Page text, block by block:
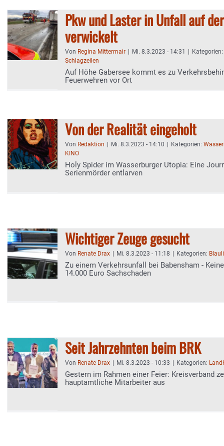
Pkw und Laster in Unfall auf
verwickelt
Von Regina Mittermair Mi. 8.3.2023 - 14:31 Kategorien:
Schlagzeilen
Auf Höhe Gabersee kommt es zu
Feuerwehren vor Ort
Von der Realität eingeholt
Von Redaktion Mi. 8.3.2023 - 14:10 Kategorien:
KINO
Holy Spider im Wasserburger Utopia: Eine
Serienmörder entlarven
Wichtiger Zeuge gesucht
Von Renate Drax Mi. 8.3.2023 - 11:18 Kategorien:
Zu einem Verkehrsunfall bei Babensham -
14.000 Euro Sachschaden
Seit Jahrzehnten beim BRK
Von Renate Drax Mi. 8.3.2023 - 10:33 Kategorien:
Gestern im Rahmen einer Feier: Kreisverband
hauptamtliche Mitarbeiter aus